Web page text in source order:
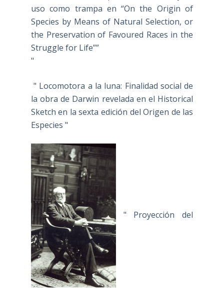
uso como trampa en “On the Origin of
Species by Means of Natural Selection, or
the Preservation of Favoured Races in the
Struggle for Life””
"
" Locomotora a la luna: Finalidad social de
la obra de Darwin revelada en el Historical
Sketch en la sexta edición del Origen de las
Especies "
" Proyección del